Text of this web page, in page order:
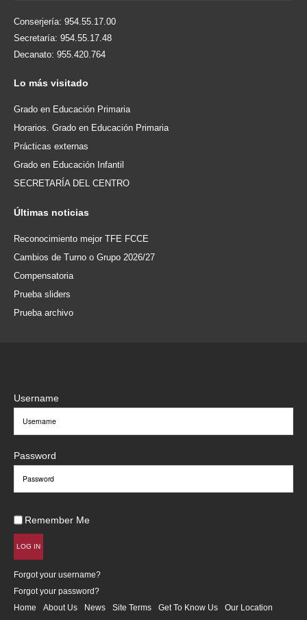
Conserjería: 954.55.17.00
Secretaría: 954.55.17.48
Decanato: 955.420.764
Lo más visitado
Grado en Educación Primaria
Horarios. Grado en Educación Primaria
Prácticas externas
Grado en Educación Infantil
SECRETARÍA DEL CENTRO
Últimas noticias
Reconocimiento mejor TFE FCCE
Cambios de Turno o Grupo 2026/27
Compensatoria
Prueba sliders
Prueba archivo
Username
Password
Remember Me
LOG IN
Forgot your username?
Forgot your password?
Home
About Us News Site Terms Get To Know Us Our Location